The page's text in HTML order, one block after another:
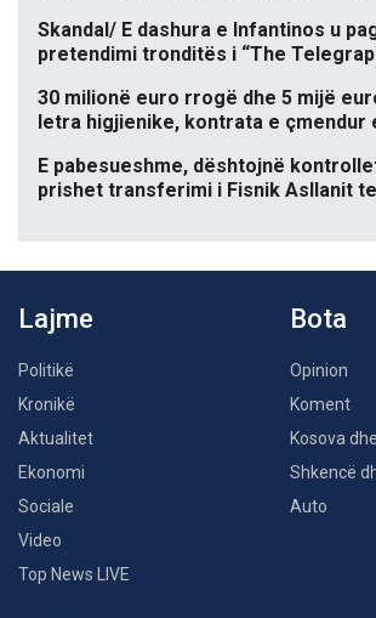
Skandal/ E dashura e Infantinos u
pretendimi tronditës i “The
30 milionë euro rrogë dhe 5 mijë
letra higjienike, kontrata e çmendur
E pabesueshme, dështojnë
prishet transferimi i Fisnik Asllanit
Lajme
Politikë
Kronikë
Aktualitet
Ekonomi
Sociale
Video
Top News LIVE
Bota
Opinion
Koment
Kosova
Shkencë
Auto